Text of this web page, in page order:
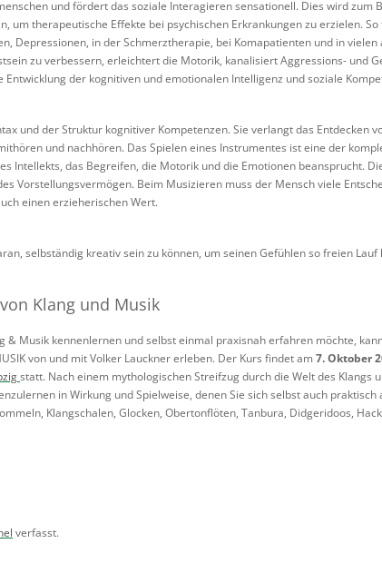
und fördert das soziale Interagieren sensationell. Dies wird zum
um therapeutische Effekte bei psychischen Erkrankungen zu erzielen.
Depressionen, in der Schmerztherapie, bei Komapatienten und in
zu verbessern, erleichtert die Motorik, kanalisiert Aggressions- und
der kognitiven und emotionalen Intelligenz und soziale
und der Struktur kognitiver Kompetenzen. Sie verlangt das Entdecken
und nachhören. Das Spielen eines Instrumentes ist eine der
Intellekts, das Begreifen, die Motorik und die Emotionen beansprucht.
Vorstellungsvermögen. Beim Musizieren muss der Mensch viele
einen erzieherischen Wert.
selbständig kreativ sein zu können, um seinen Gefühlen so freien
Klang und Musik
& Musik kennenlernen und selbst einmal praxisnah erfahren möchte,
von und mit Volker Lauckner erleben. Der Kurs findet am 7. Oktober
statt. Nach einem mythologischen Streifzug durch die Welt des Klangs
in Wirkung und Spielweise, denen Sie sich selbst auch
Klangschalen, Glocken, Obertonflöten, Tanbura, Didgeridoos,
verfasst.